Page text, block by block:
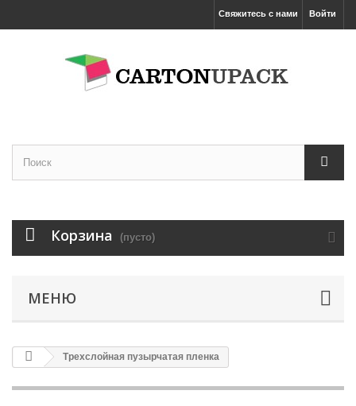
Войти
Свяжитесь с нами
Корзина (пусто)
МЕНЮ
Трехслойная пузырчатая пленка